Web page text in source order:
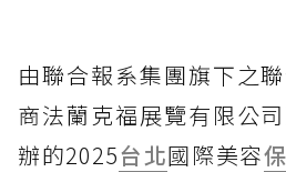
由聯合報系集團旗下之
商法蘭克福展覽有限公
辦的2025台北國際美容